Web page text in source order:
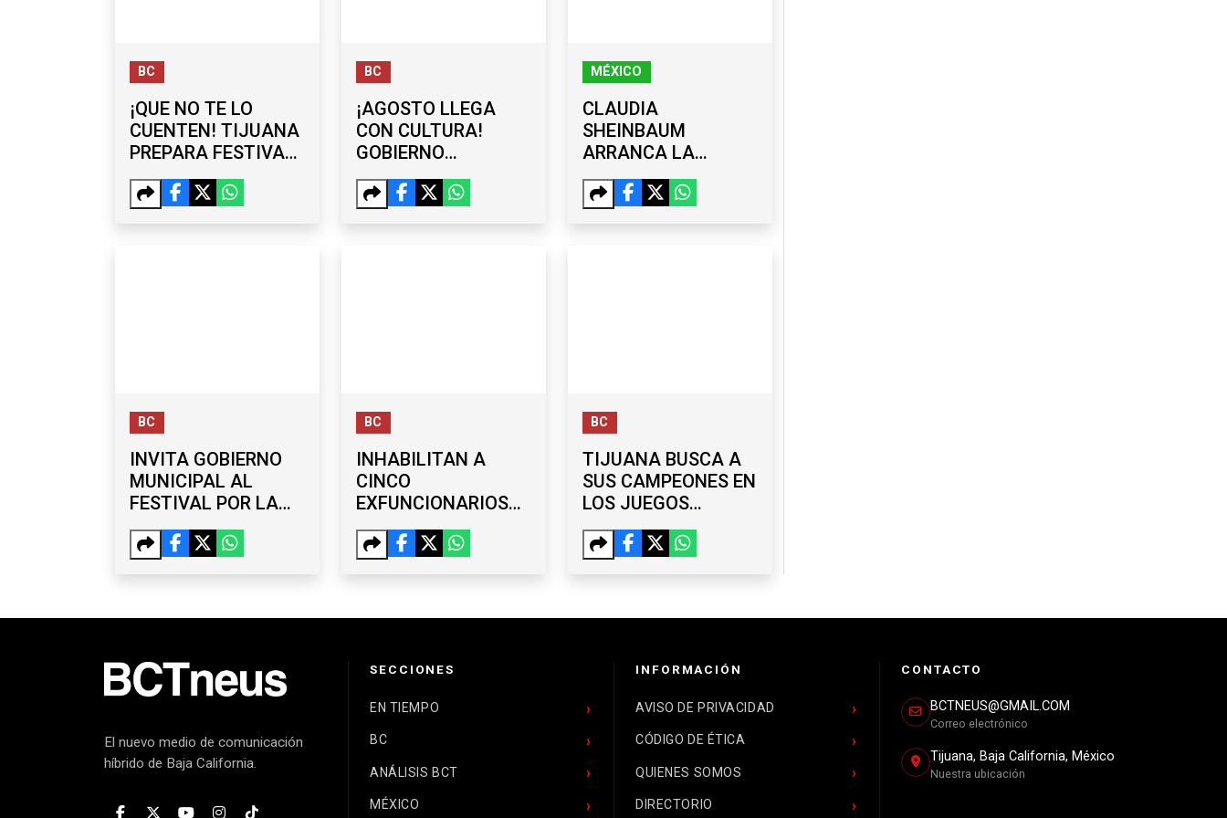
BC
¡QUE NO TE LO
CUENTEN! TIJUANA
PREPARA FESTIVAL
POR LA JUVENTUD
BC
¡AGOSTO LLEGA
CON CULTURA!
GOBIERNO
MUNICIPAL
PRESENTA AGENDA
MÉXICO
CLAUDIA
SHEINBAUM
ARRANCA LA
JORNADA
NACIONAL DE
BC
INVITA GOBIERNO
MUNICIPAL AL
FESTIVAL POR LA
JUVENTUD EN EL
PARQUE MORELOS
BC
INHABILITAN A
CINCO
EXFUNCIONARIOS
DEL AYUNTAMIENTO
DE TIJUANA POR UN
BC
TIJUANA BUSCA A
SUS CAMPEONES EN
LOS JUEGOS
NACIONALES
POPULARES DE
El nuevo medio de comunicación
híbrido de Baja California.
SECCIONES
EN TIEMPO
BC
ANÁLISIS BCT
MÉXICO
INFORMACIÓN
AVISO DE PRIVACIDAD
CÓDIGO DE ÉTICA
QUIENES SOMOS
DIRECTORIO
CONTACTO
BCTNEUS@GMAIL.COM
Correo electrónico
Tijuana, Baja California, México
Nuestra ubicación